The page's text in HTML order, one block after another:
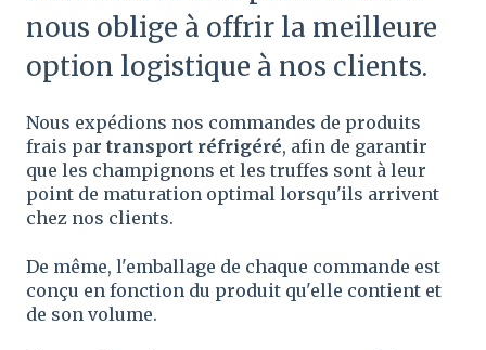
nous oblige à offrir la meilleure
option logistique à nos clients.
Nous expédions nos commandes de produits
frais par transport réfrigéré, afin de garantir
que les champignons et les truffes sont à leur
point de maturation optimal lorsqu'ils arrivent
chez nos clients.
De même, l'emballage de chaque commande est
conçu en fonction du produit qu'elle contient et
de son volume.